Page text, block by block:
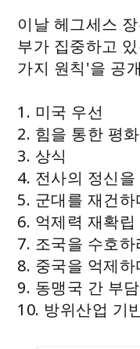
이날 헤그세스
부가 집중하고
가지 원칙'을 공
1. 미국 우선
2. 힘을 통한 평화
3. 상식
4. 전사의 정신
5. 군대를 재건하
6. 억제력 재확립
7. 조국을 수호하
8. 중국을 억제하
9. 동맹국 간 부
10. 방위산업 기